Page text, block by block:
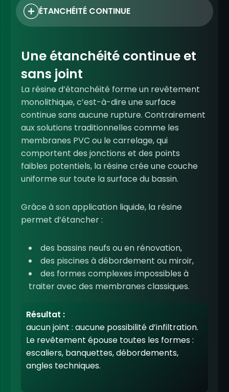
ÉTANCHÉITÉCONTINUE
Une étanchéité continue et
sans joint
La résine d’étanchéité forme un revêtement
monolithique, c’est-à-dire une surface
continue sans aucune rupture. Contrairement
aux solutions traditionnelles comme les
membranes PVC ou le carrelage, qui
comportent des jonctions et des points
faibles potentiels, la résine crée une couche
uniforme sur toute la surface du bassin.
Grâce à son application liquide, la résine
permet d’étancher :
des bassins neufs ou en rénovation,
des piscines à débordement ou miroir,
des formes complexes impossibles à
traiter avec des membranes classiques.
Résultat :
aucun joint : aucune possibilité d’infiltration.
Le revêtement épouse toutes les formes :
escaliers, banquettes, débordements,
angles techniques.